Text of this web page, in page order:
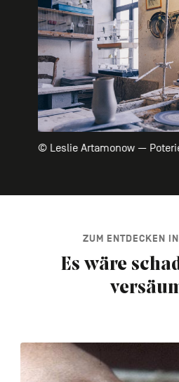
© Leslie Artamonow —
ZUM ENTDECKEN
Es wäre